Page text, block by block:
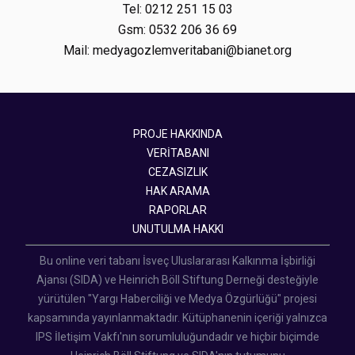
Tel: 0212 251 15 03
Gsm: 0532 206 36 69
Mail: medyagozlemveritabani@bianet.org
PROJE HAKKINDA
VERİTABANI
CEZASIZLIK
HAK ARAMA
RAPORLAR
UNUTULMA HAKKI
Bu online veri tabanı İsveç Uluslararası Kalkınma İşbirliği
Ajansı (SIDA) ve Heinrich Böll Stiftung Derneği desteğiyle
yürütülen "Yargı Haberciliği ve Medya Özgürlüğü" projesi
kapsamında yayınlanmaktadır. Kütüphanenin içeriği yalnızca
IPS İletişim Vakfı'nın sorumluluğundadır ve hiçbir biçimde